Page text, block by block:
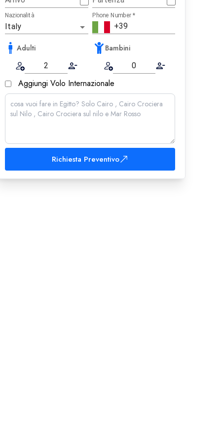
Nazionalità Phone Number *
Adulti Bambini
Aggiungi Volo Internazionale
Richiesta Preventivo